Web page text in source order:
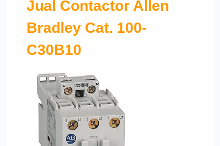
Jual Contactor Allen
Bradley Cat. 100-
C30B10